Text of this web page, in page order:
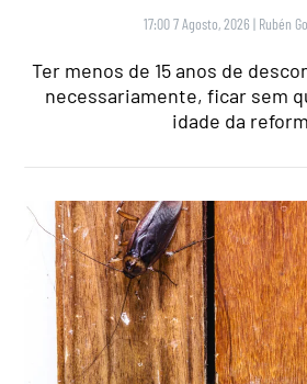
17:00 7 Agosto, 2026 | Rubén
Ter menos de 15 anos de
necessariamente, ficar sem
idade da